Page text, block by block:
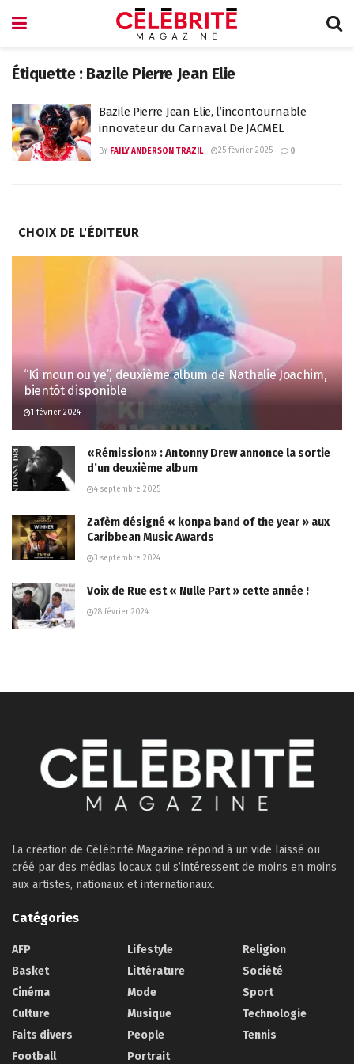
Étiquette : Bazile Pierre Jean Elie
Bazile Pierre Jean Elie, l’incontournable
innovateur du Carnaval De JACMEL
BY FAÏLY ANDERSON TRAZIL 25 février 2025 0
CHOIX DE L'ÉDITEUR
“Ki moun ou ye”, deuxième album de Nathalie Joachim,
bientôt disponible
1 février 2024
«Rémission» : Antonny Drew annonce la sortie
d’un deuxième album
4 septembre 2025
Zafèm désigné « konpa band of the year » aux
Caribbean Music Awards
3 septembre 2024
Voix de Rue est « Nulle Part » cette année !
28 février 2024
La création de Célébrité Magazine répond à un vide laissé ou
créé par des médias locaux qui s’intéressent de moins en moins
aux artistes, nationaux et internationaux.
Catégories
AFP
Basket
Cinéma
Culture
Faits divers
Football
Lifestyle
Littérature
Mode
Musique
People
Portrait
Religion
Société
Sport
Technologie
Tennis